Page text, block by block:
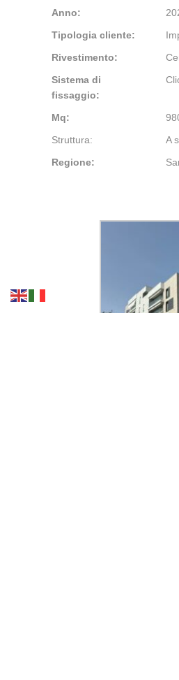
Anno:
Tipologia cliente:
Rivestimento:
Sistema di
fissaggio:
Mq:
Struttura:
A
Regione: